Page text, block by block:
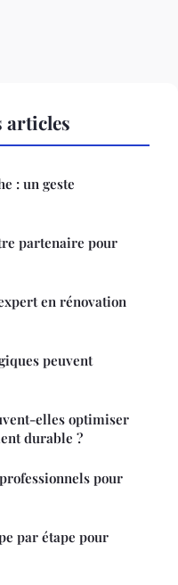
articles
: un geste
partenaire pour
en rénovation
peuvent
elles optimiser
durable ?
pour
par étape pour